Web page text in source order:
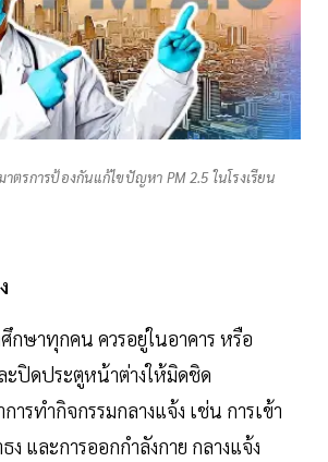
ตรการป้องกันแก้ไขปัญหา PM 2.5 ในโรงเรียน
กษาทุกคน ควรอยู่ในอาคาร หรือ
ะปิดประตูหน้าต่างให้มิดชิด
การทำกิจกรรมกลางแจ้ง เช่น การเข้า
ง และการออกกำลังกาย กลางแจ้ง